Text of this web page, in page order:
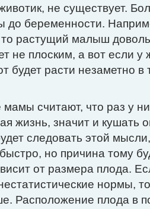
не существует.
до беременности.
растущий малыш
не плоским, а вот
будет расти незаметно в
считают, что раз у
жизнь, значит и кушать
следовать этой
но причина тому
от размера плода.
нормы,
Расположение плода в